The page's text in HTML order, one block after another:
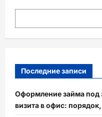
Последние записи
Оформление займа под
визита в офис: